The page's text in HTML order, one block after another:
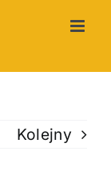
Kolejny